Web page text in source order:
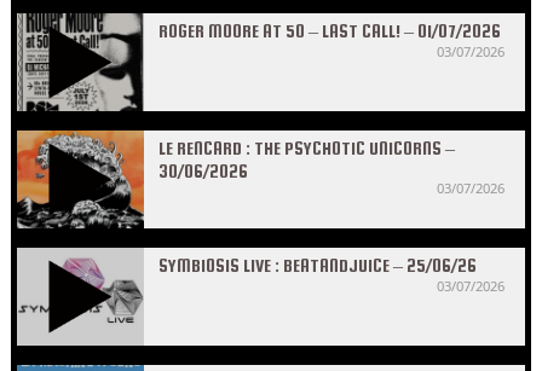
ROGER MOORE AT 50 – LAST CALL! – 01/07/2026
03/07/2026
LE RENCARD : THE PSYCHOTIC UNICORNS –
30/06/2026
03/07/2026
SYMBIOSIS LIVE : BEATANDJUICE – 25/06/26
03/07/2026